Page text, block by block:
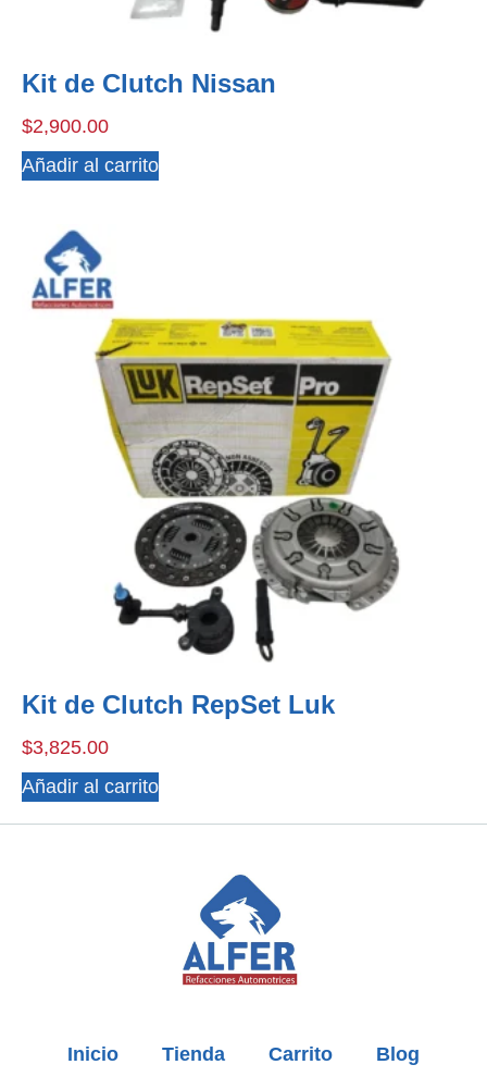
Kit de Clutch Nissan
$2,900.00
Añadir al carrito
Kit de Clutch RepSet Luk
$3,825.00
Añadir al carrito
Inicio Tienda Carrito Blog